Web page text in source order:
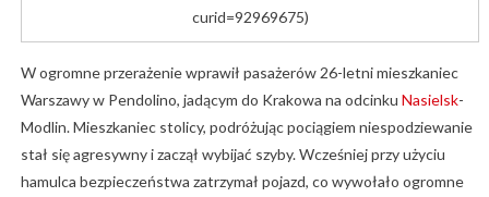
curid=92969675)
W ogromne przerażenie wprawił pasażerów 26-letni mieszkaniec
Warszawy w Pendolino, jadącym do Krakowa na odcinku Nasielsk-
Modlin. Mieszkaniec stolicy, podróżując pociągiem niespodziewanie
stał się agresywny i zaczął wybijać szyby. Wcześniej przy użyciu
hamulca bezpieczeństwa zatrzymał pojazd, co wywołało ogromne